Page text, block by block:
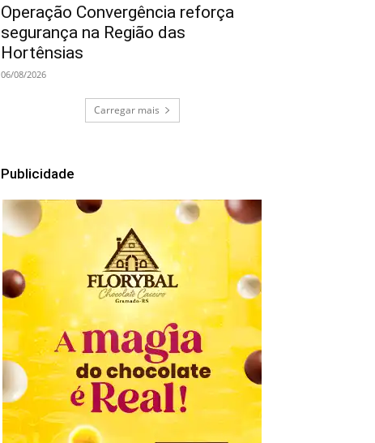
Operação Convergência reforça
segurança na Região das
Hortênsias
06/08/2026
Carregar mais
Publicidade